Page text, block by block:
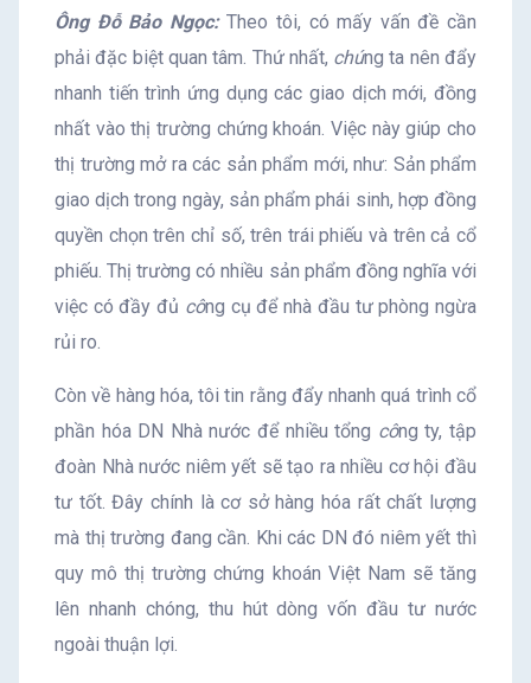
Ông Đỗ Bảo Ngọc:Theo tôi, có mấy vấn đề cần
phải đặc biệt quan tâm. Thứ nhất, chúng ta nên đẩy
nhanh tiến trình ứng dụng các giao dịch mới, đồng
nhất vào thị trường chứng khoán. Việc này giúp cho
thị trường mở ra các sản phẩm mới, như: Sản phẩm
giao dịch trong ngày, sản phẩm phái sinh, hợp đồng
quyền chọn trên chỉ số, trên trái phiếu và trên cả cổ
phiếu. Thị trường có nhiều sản phẩm đồng nghĩa với
việc có đầy đủ công cụ để nhà đầu tư phòng ngừa
rủi ro.
Còn về hàng hóa, tôi tin rằng đẩy nhanh quá trình cổ
phần hóa DN Nhà nước để nhiều tổng công ty, tập
đoàn Nhà nước niêm yết sẽ tạo ra nhiều cơ hội đầu
tư tốt. Đây chính là cơ sở hàng hóa rất chất lượng
mà thị trường đang cần. Khi các DN đó niêm yết thì
quy mô thị trường chứng khoán Việt Nam sẽ tăng
lên nhanh chóng, thu hút dòng vốn đầu tư nước
ngoài thuận lợi.